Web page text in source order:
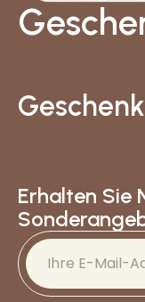
Erhalten Sie